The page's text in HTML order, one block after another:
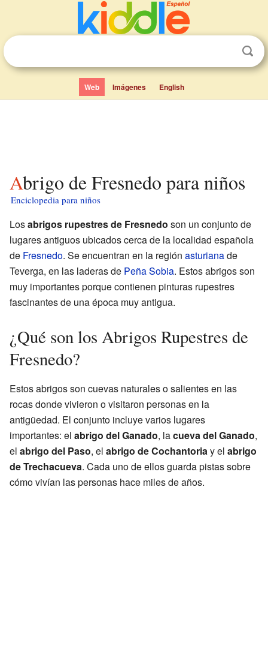
Web Imágenes English
Abrigo de Fresnedo para niños
Enciclopedia para niños
Losabrigos rupestres de Fresnedo son un conjunto de
lugares antiguos ubicados cerca de la localidad española
de Fresnedo. Se encuentran en la región asturianade
Teverga, en las laderas de Peña Sobia. Estos abrigos son
muy importantes porque contienen pinturas rupestres
fascinantes de una época muy antigua.
¿Qué son los Abrigos Rupestres de
Fresnedo?
Estos abrigos son cuevas naturales o salientes en las
rocas donde vivieron o visitaron personas en la
antigüedad. El conjunto incluye varios lugares
importantes: el abrigo del Ganado, lacueva del Ganado,
el abrigo del Paso, el abrigo de Cochantoriay el abrigo
de Trechacueva. Cada uno de ellos guarda pistas sobre
cómo vivían las personas hace miles de años.